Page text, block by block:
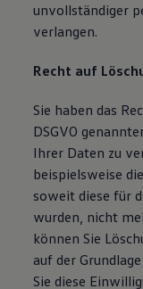
unvollständiger
verlangen.
Recht auf
Sie haben das
DSGVO
Ihrer Daten zu
beispielsweise
soweit diese für
wurden, nicht
können Sie
auf der
Sie diese